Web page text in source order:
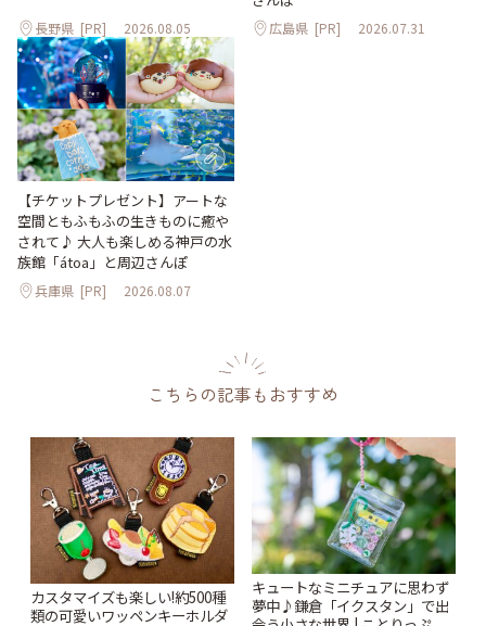
長野県 [PR] 2026.08.05 広島県 [PR] 2026.07.31
【チケットプレゼント】アートな
空間ともふもふの生きものに癒や
されて♪ 大人も楽しめる神戸の水
族館「átoa」と周辺さんぽ
兵庫県 [PR] 2026.08.07
こちらの記事もおすすめ
カスタマイズも楽しい!約500種
類の可愛いワッペンキーホルダ
キュートなミニチュアに思わず
夢中♪鎌倉「イクスタン」で出